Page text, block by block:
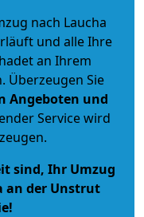
nach Laucha
und alle Ihre
an Ihrem
Überzeugen Sie
Angeboten und
Service wird
sind, Ihr Umzug
an der Unstrut